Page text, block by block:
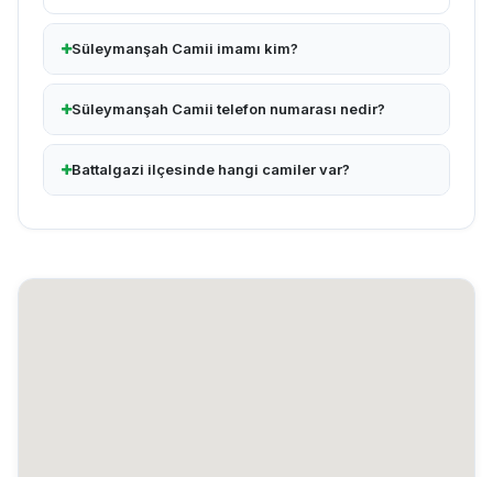
Süleymanşah Camii imamı kim?
Süleymanşah Camii telefon numarası nedir?
Battalgazi ilçesinde hangi camiler var?